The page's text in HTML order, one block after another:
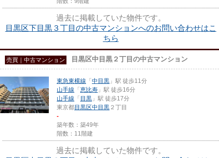
過去に掲載していた物件です。
目黒区下目黒３丁目の中古マンションへのお問い合わせはこ
ちら
売買｜中古マンション 目黒区中目黒２丁目の中古マンション
東急東横線 「中目黒 」駅 徒歩11分
山手線 「恵比寿 」駅 徒歩16分
山手線 「目黒 」駅 徒歩17分
東京都目黒区中目黒 ２丁目
-
築年数：築49年
階数：11階建
過去に掲載していた物件です。